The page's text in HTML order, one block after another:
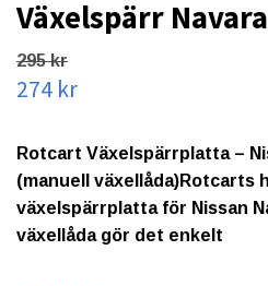
Växelspärr
295 kr
274 kr
Rotcart Växelspärrplatta –
(manuell växellåda)Rotcarts
växelspärrplatta för Nissan
växellåda gör det enkelt